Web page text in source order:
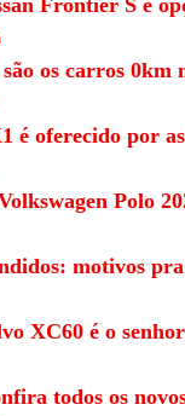
Frontier S é
os carros 0km
é oferecido por
Polo
motivos
XC60 é o
todos os